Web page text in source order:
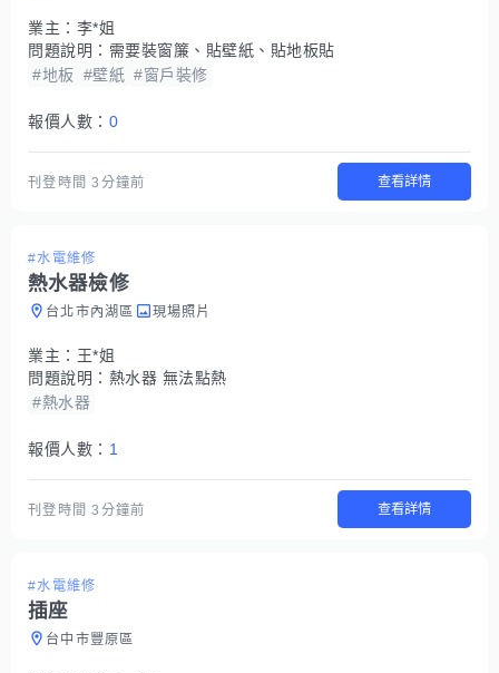
業主： 李*姐
問題說明： 需要裝窗簾、貼壁紙、貼地板貼
#地板 #壁紙 #窗戶裝修
報價人數： 0
刊登時間3分鐘前 查看詳情
#水電維修
熱水器檢修
台北市內湖區 現場照片
業主： 王*姐
問題說明： 熱水器 無法點熱
#熱水器
報價人數： 1
刊登時間3分鐘前 查看詳情
#水電維修
插座
台中市豐原區